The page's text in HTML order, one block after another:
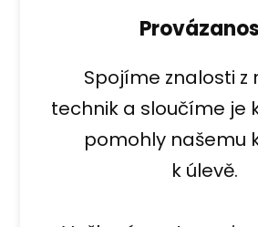
Spojíme znalosti z
technik a sloučíme je
pomohly našemu
k úlevě.